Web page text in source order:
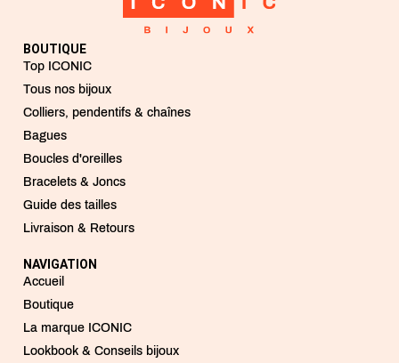
BOUTIQUE
Top ICONIC
Tous nos bijoux
Colliers, pendentifs & chaînes
Bagues
Boucles d'oreilles
Bracelets & Joncs
Guide des tailles
Livraison & Retours
NAVIGATION
Accueil
Boutique
La marque ICONIC
Lookbook & Conseils bijoux